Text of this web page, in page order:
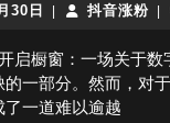
30日
2026
6
月
30
日
抖音涨粉抖
涨
粉
启橱窗：一场关于
的一部分。然而，对
一道难以逾越